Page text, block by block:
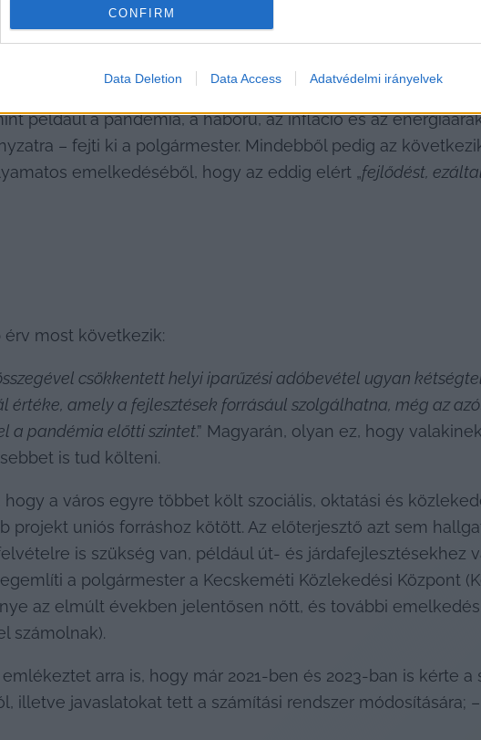
CONFIRM
Data Deletion Data Access Adatvédelmi irányelvek
az egyik legalacsonyabb volt a megyei jogú városok között.
emelkedtek az iparűzési adóbevételek, és sok
szinten jelentősen javult, a 15. helyről a 7. helyre került.
például a pandémia, a háború, az infláció és az
– fejti ki a polgármester. Mindebből pedig az
emelkedéséből, hogy az eddig elért „fejlődést,
most következik:
csökkentett helyi iparűzési adóbevétel ugyan
értéke, amely a fejlesztések forrásául szolgálhatna, még az
a pandémia előtti szintet.” Magyarán, olyan ez, hogy
is tud költeni.
a város egyre többet költ szociális, oktatási és
projekt uniós forráshoz kötött. Az előterjesztő azt sem
is szükség van, például út- és járdafejlesztésekhez
a polgármester a Kecskeméti Közlekedési Központ
az elmúlt években jelentősen nőtt, és további
számolnak).
arra is, hogy már 2021-ben és 2023-ban is kérte a
illetve javaslatokat tett a számítási rendszer módosítására;